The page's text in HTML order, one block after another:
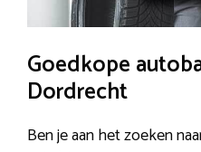
Goedkope
Dordrecht
Ben je aan het zoeken